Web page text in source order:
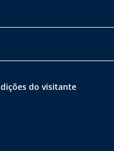
do visitante